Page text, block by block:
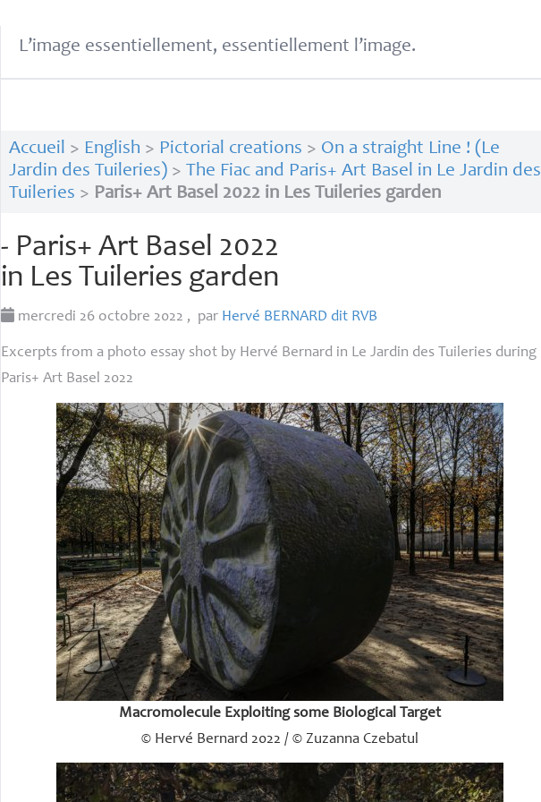
L’image essentiellement, essentiellement l’image.
Accueil > English > Pictorial creations > On a straight Line ! (Le
Jardin des Tuileries)> The Fiac and Paris+ Art Basel in Le Jardin des
Tuileries > Paris+ Art Basel 2022 in Les Tuileries garden
- Paris+ Art Basel 2022
in Les Tuileries garden
mercredi 26 octobre 2022 , par Hervé BERNARD dit RVB
Excerpts from a photo essay shot by Hervé Bernard in Le Jardin des Tuileries during
Paris+ Art Basel 2022
Macromolecule Exploiting some Biological Target
© Hervé Bernard 2022 / © Zuzanna Czebatul